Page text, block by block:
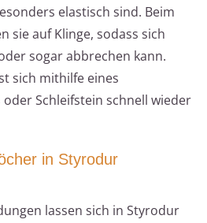
elastisch sind. Beim
sie auf Klinge, sodass sich
sogar abbrechen kann.
sich mithilfe eines
Schleifstein schnell wieder
in Styrodur
lassen sich in Styrodur